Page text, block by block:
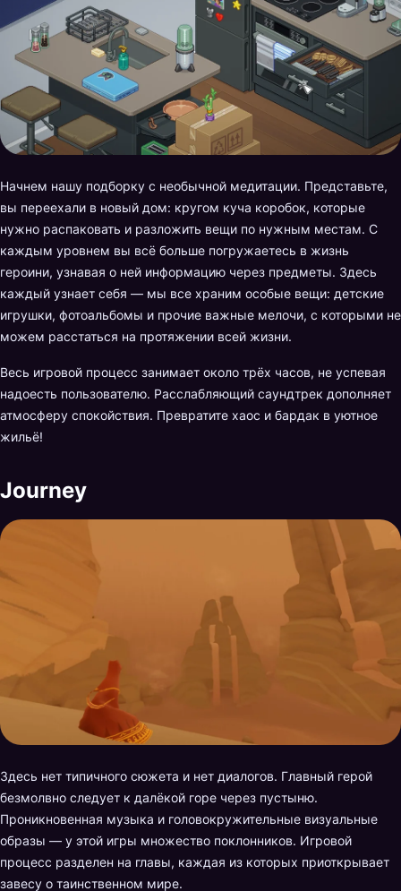
Начнем нашу подборку с необычной медитации. Представьте,
вы переехали в новый дом: кругом куча коробок, которые
нужно распаковать и разложить вещи по нужным местам. С
каждым уровнем вы всё больше погружаетесь в жизнь
героини, узнавая о ней информацию через предметы. Здесь
каждый узнает себя — мы все храним особые вещи: детские
игрушки, фотоальбомы и прочие важные мелочи, с которыми не
можем расстаться на протяжении всей жизни.
Весь игровой процесс занимает около трёх часов, не успевая
надоесть пользователю. Расслабляющий саундтрек дополняет
атмосферу спокойствия. Превратите хаос и бардак в уютное
жильё!
Journey
Здесь нет типичного сюжета и нет диалогов. Главный герой
безмолвно следует к далёкой горе через пустыню.
Проникновенная музыка и головокружительные визуальные
образы — у этой игры множество поклонников. Игровой
процесс разделен на главы, каждая из которых приоткрывает
завесу о таинственном мире.